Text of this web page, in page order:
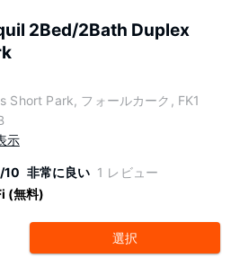
2Bed/2Bath Duplex
Short Park, フォールカーク, FK1
示
10 非常に良い 1 レビュー
(無料)
選択